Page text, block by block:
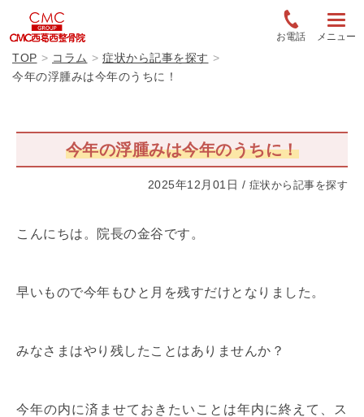
お電話 メニュー
TOP コラム
症状から記事を探す
今年の浮腫みは今年のうちに！
今年の浮腫みは今年のうちに！
2025年12月01日 / 症状から記事を探す
こんにちは。院長の金谷です。
早いもので今年もひと月を残すだけとなりました。
みなさまはやり残したことはありませんか？
今年の内に済ませておきたいことは年内に終えて、ス